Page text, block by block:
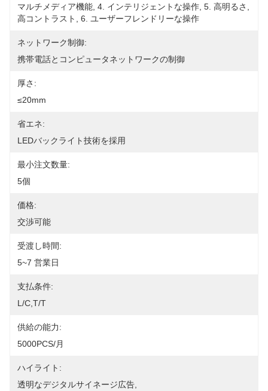
マルチメディア機能, 4. インテリジェントな操作, 5. 高明るさ,
高コントラスト, 6. ユーザーフレンドリーな操作
ネットワーク制御:
携帯電話とコンピュータネットワークの制御
厚さ:
≤20mm
省エネ:
LEDバックライト技術を採用
最小注文数量:
5個
価格:
交渉可能
受渡し時間:
5~7 営業日
支払条件:
L/C,T/T
供給の能力:
5000PCS/月
ハイライト:
透明なデジタルサイネージ広告